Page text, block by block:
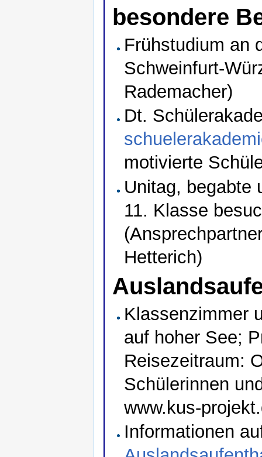
besondere
Frühstudium an
Schweinfurt-
Rademacher)
Dt.
motivierte
Unitag, begabte
11. Klasse
Hetterich)
Klassenzimmer
auf hoher See;
Reisezeitraum:
Schülerinnen
www.kus-
Informationen